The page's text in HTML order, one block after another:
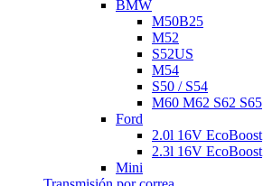
BMW
M50B25
M52
S52US
M54
S50 / S54
M60 M62 S62 S65
Ford
2.0l 16V EcoBoost
2.3l 16V EcoBoost
Mini